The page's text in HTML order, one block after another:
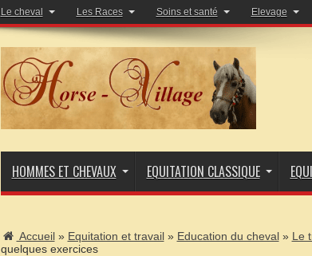
Le cheval Les Races Soins et santé Elevage
HOMMES ET CHEVAUX EQUITATION CLASSIQUE
Accueil » Equitation et travail » Education du cheval » Le
quelques exercices